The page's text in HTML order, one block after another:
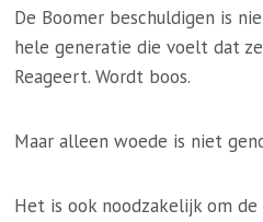
De Boomer beschuldigen is
hele generatie die voelt dat
Reageert. Wordt boos.
Maar alleen woede is niet
Het is ook noodzakelijk om